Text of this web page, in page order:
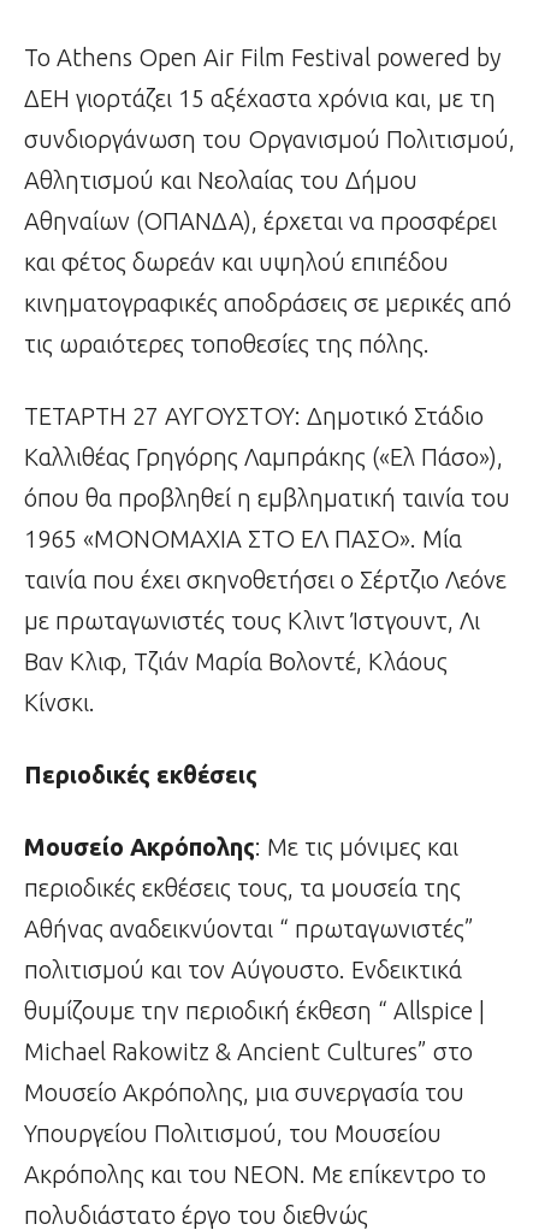
Το Athens Open Air Film Festival powered by
ΔΕΗ γιορτάζει 15 αξέχαστα χρόνια και, με τη
συνδιοργάνωση του Οργανισμού Πολιτισμού,
Αθλητισμού και Νεολαίας του Δήμου
Αθηναίων (ΟΠΑΝΔΑ), έρχεται να προσφέρει
και φέτος δωρεάν και υψηλού επιπέδου
κινηματογραφικές αποδράσεις σε μερικές από
τις ωραιότερες τοποθεσίες της πόλης.
ΤΕΤΑΡΤΗ 27 ΑΥΓΟΥΣΤΟΥ: Δημοτικό Στάδιο
Καλλιθέας Γρηγόρης Λαμπράκης («Ελ Πάσο»),
όπου θα προβληθεί η εμβληματική ταινία του
1965 «ΜΟΝΟΜΑΧΙΑ ΣΤΟ ΕΛ ΠΑΣΟ». Μία
ταινία που έχει σκηνοθετήσει ο Σέρτζιο Λεόνε
με πρωταγωνιστές τους Κλιντ Ίστγουντ, Λι
Βαν Κλιφ, Τζιάν Μαρία Βολοντέ, Κλάους
Κίνσκι.
Περιοδικές εκθέσεις
Μουσείο Ακρόπολης: Με τις μόνιμες και
περιοδικές εκθέσεις τους, τα μουσεία της
Αθήνας αναδεικνύονται “ πρωταγωνιστές”
πολιτισμού και τον Αύγουστο. Ενδεικτικά
θυμίζουμε την περιοδική έκθεση “ Allspice |
Michael Rakowitz & Ancient Cultures” στο
Μουσείο Ακρόπολης, μια συνεργασία του
Υπουργείου Πολιτισμού, του Μουσείου
Ακρόπολης και του ΝΕΟΝ. Με επίκεντρο το
πολυδιάστατο έργο του διεθνώς